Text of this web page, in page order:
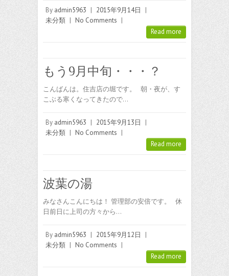
By admin5963 | 2015年9月14日
|
未分類 | No Comments |
Read more
もう9月中旬・・・？
こんばんは。住吉店の堀です。 朝・夜が、す
こぶる寒くなってきたので…
By admin5963 | 2015年9月13日
|
未分類 | No Comments |
Read more
波葉の湯
みなさんこんにちは！ 管理部の安倍です。 休
日前日に上司の方々から…
By admin5963 | 2015年9月12日
|
未分類 | No Comments |
Read more